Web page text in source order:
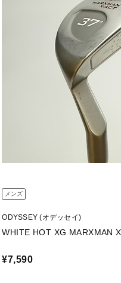
メンズ
ODYSSEY (オデッセイ)
WHITE HOT XG MARXMAN
¥7,590